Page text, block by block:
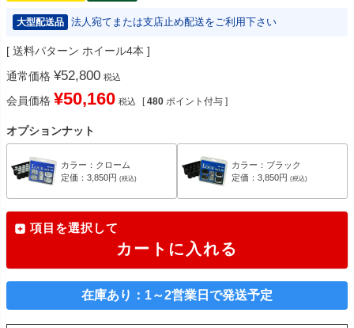
大型配送品 法人宛てまたは支店止め配送をご利用下さい
送料パターン ホイール4本
通常価格 ¥52,800 税込
会員価格 ¥50,160 税込 [ 480 ポイント付与 ]
オプションナット
カラー：クローム
定価：3,850円 (税込)
カラー：ブラック
定価：3,850円 (税込)
項目を選択して
カートに入れる
在庫あり：1～2営業日で発送予定